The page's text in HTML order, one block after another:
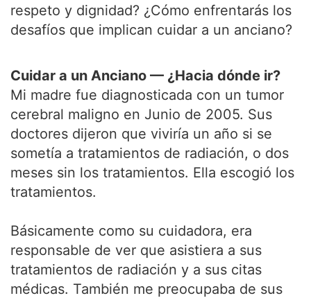
respeto y dignidad? ¿Cómo enfrentarás los
desafíos que implican cuidar a un anciano?
Cuidar a un Anciano — ¿Hacia dónde ir?
Mi madre fue diagnosticada con un tumor
cerebral maligno en Junio de 2005. Sus
doctores dijeron que viviría un año si se
sometía a tratamientos de radiación, o dos
meses sin los tratamientos. Ella escogió los
tratamientos.
Básicamente como su cuidadora, era
responsable de ver que asistiera a sus
tratamientos de radiación y a sus citas
médicas. También me preocupaba de sus